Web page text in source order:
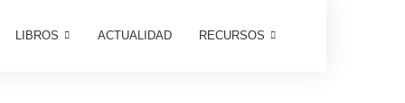
LIBROS ACTUALIDAD RECURSOS